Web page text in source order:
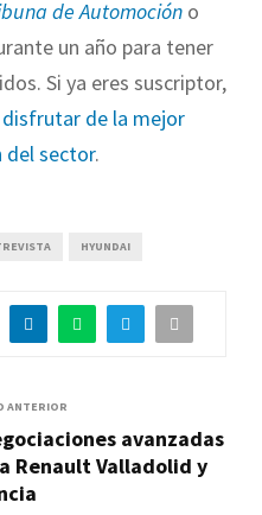
de Automoción o
un año para tener
Si ya eres suscriptor,
de la mejor
sector.
HYUNDAI
ANTERIOR
avanzadas
Renault Valladolid y